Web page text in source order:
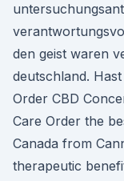
den geist waren
deutschland.
Order CBD
Care Order the
Canada from
therapeutic